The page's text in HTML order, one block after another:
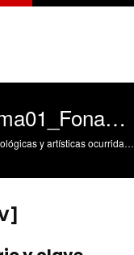
20210218_TC_2V_Tema01_Fonaments_04
Divulgación de las actividades científicas, tecnológicas y artísticas ocurridas en los tres campus de la UPV